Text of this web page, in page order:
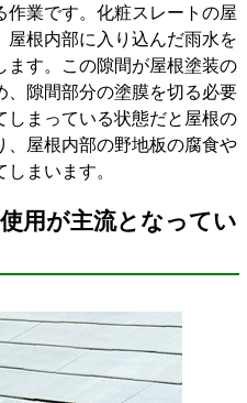
業です。化粧スレートの屋
根内部に入り込んだ雨水を
ます。この隙間が屋根塗装の
、隙間部分の塗膜を切る必要
しまっている状態だと屋根の
、屋根内部の野地板の腐食や
まいます。
用が主流となってい